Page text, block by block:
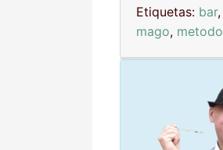
Etiquetas: bar,
mago, metodo